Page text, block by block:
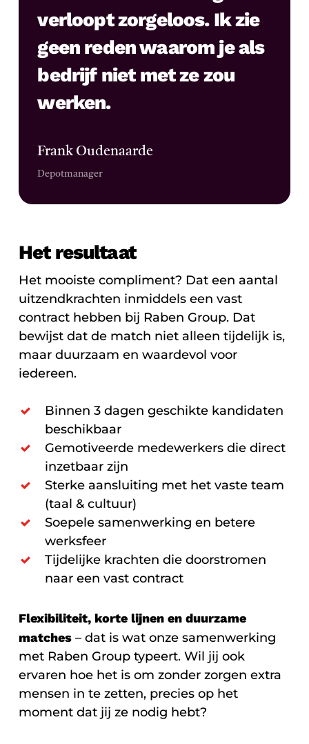
verloopt zorgeloos. Ik zie
geen reden waarom je als
bedrijf niet met ze zou
werken.
Frank Oudenaarde
Depotmanager
Het resultaat
Het mooiste compliment? Dat een aantal
uitzendkrachten inmiddels een vast
contract hebben bij Raben Group. Dat
bewijst dat de match niet alleen tijdelijk is,
maar duurzaam en waardevol voor
iedereen.
Binnen 3 dagen geschikte kandidaten
beschikbaar
Gemotiveerde medewerkers die direct
inzetbaar zijn
Sterke aansluiting met het vaste team
(taal & cultuur)
Soepele samenwerking en betere
werksfeer
Tijdelijke krachten die doorstromen
naar een vast contract
Flexibiliteit, korte lijnen en duurzame
matches– dat is wat onze samenwerking
met Raben Group typeert. Wil jij ook
ervaren hoe het is om zonder zorgen extra
mensen in te zetten, precies op het
moment dat jij ze nodig hebt?